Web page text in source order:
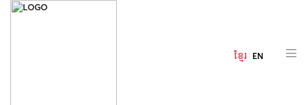
ខ្មែរ EN